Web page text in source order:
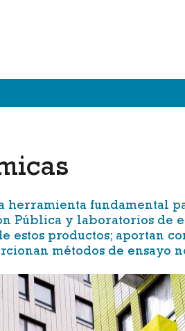
herramienta fundamental
Pública y laboratorios de
estos productos; aportan
métodos de ensayo